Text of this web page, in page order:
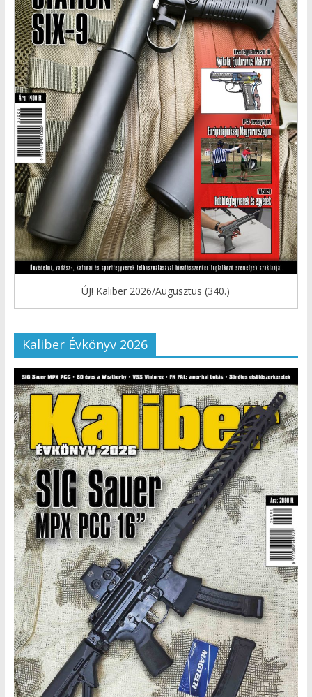
ÚJ! Kaliber 2026/Augusztus (340.)
Kaliber Évkönyv 2026